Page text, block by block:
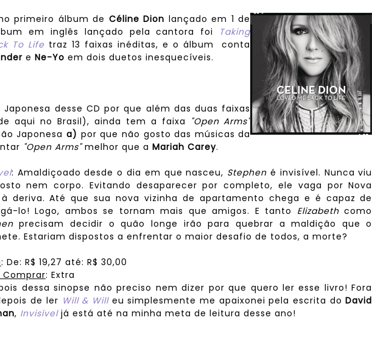
primeiro álbum de Céline Dion lançado em 1 de
em inglês lançado pela cantora foi
Taking
To Life traz 13 faixas inéditas, e o álbum conta
e Ne-Yo em dois duetos inesquecíveis.
desse CD por que além das duas faixas
aqui no Brasil), ainda tem a faixa "Open Arms"
Japonesaa) por que não gosto das músicas da
"Open Arms"melhor que a Mariah Carey.
: Amaldiçoado desde o dia em que nasceu, Stephen é invisível. Nunca viu
nem corpo. Evitando desaparecer por completo, ele vaga por Nova
à deriva. Até que sua nova vizinha de apartamento chega e é capaz de
lo! Logo, ambos se tornam mais que amigos. E tanto Elizabethcomo
precisam decidir o quão longe irão para quebrar a maldição que o
Estariam dispostos a enfrentar o maior desafio de todos, a morte?
: De: R$ 19,27 até: R$ 30,00
Comprar: Extra
dessa sinopse não preciso nem dizer por que quero ler esse livro! Fora
de ler Will & Willeu simplesmente me apaixonei pela escrita doDavid
, Invisíveljá está até na minha meta de leitura desse ano!